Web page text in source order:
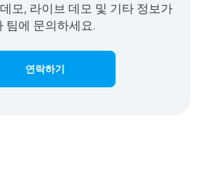
모, 라이브 데모 및 기타 정보가
팀에 문의하세요.
연락하기